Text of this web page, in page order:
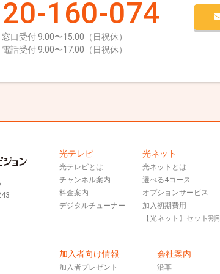
160-074
窓口受付 9:00〜15:00（日祝休）
電話受付 9:00〜17:00（日祝休）
光テレビ
光テレビとは
チャンネル案内
料金案内
デジタルチューナー
光ネット
光ネットとは
選べる4コース
オプションサービス
加入初期費用
【光ネット】セット割引
加入者向け情報
加入者プレゼント
会社案内
沿革